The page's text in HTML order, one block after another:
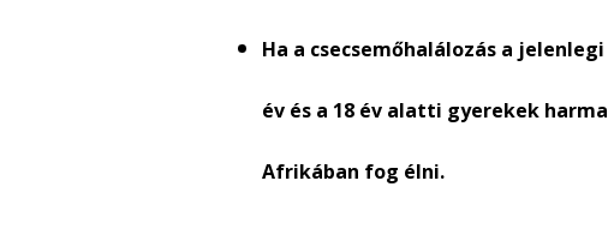
Ha a csecsemőhalálozás a
év és a 18 év alatti gyerekek
Afrikában fog élni.